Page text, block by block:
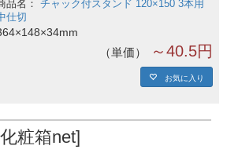
チャック付スタンド 120×150 3本用
仕切
単価 ～40.5円
お気に入り
箱net]